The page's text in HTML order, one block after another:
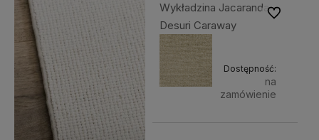
Wykładzina Jacaranda
Desuri Caraway
Dostępność:
na
zamówienie
Do